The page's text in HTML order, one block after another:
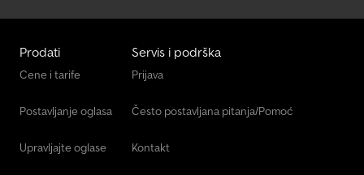
Prodati
Cene i tarife
Postavljanje oglasa
Upravljajte oglase
Servis i podrška
Prijava
Često postavljana pitanja/Pomoć
Kontakt